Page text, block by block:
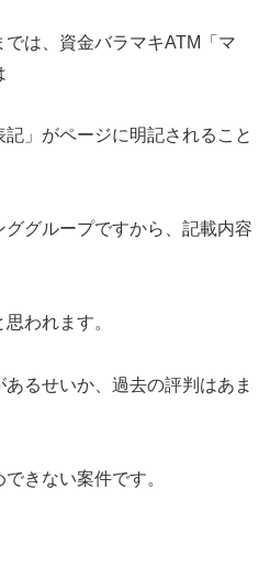
は、資金バラマキATM「マ
記」がページに明記されること
グループですから、記載内容
われます。
るせいか、過去の評判はあま
きない案件です。